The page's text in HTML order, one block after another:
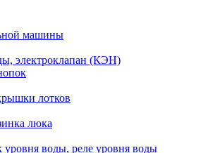
машины
электроклапан (КЭН)
лотков
люка
уровня воды, реле уровня воды